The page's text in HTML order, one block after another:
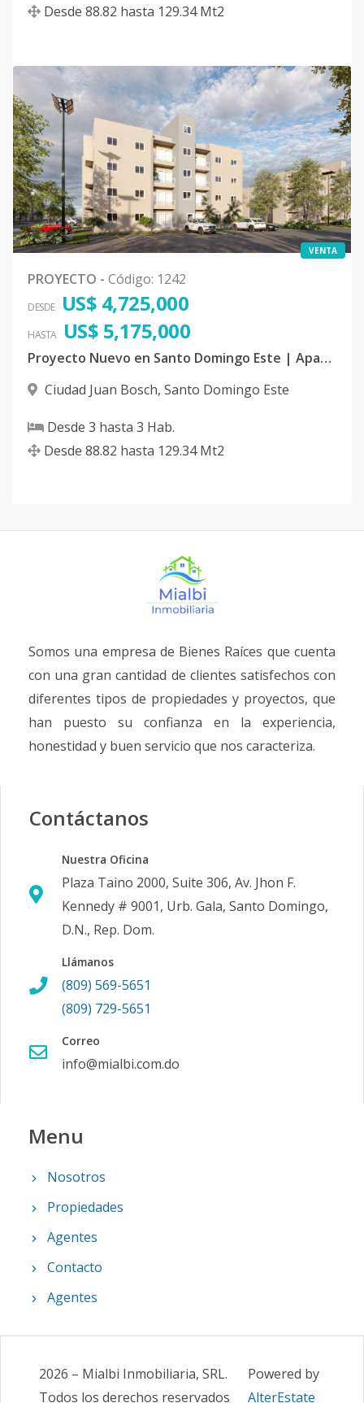
Desde 88.82 hasta 129.34 Mt2
VENTA
PROYECTO - Código: 1242
DESDE US$ 4,725,000
HASTA US$ 5,175,000
Proyecto Nuevo en Santo Domingo Este | Apartamentos con Grandes Amenidades
Ciudad Juan Bosch, Santo Domingo Este
Desde 3 hasta 3 Hab.
Desde 88.82 hasta 129.34 Mt2
Somos una empresa de Bienes Raíces que cuenta
con una gran cantidad de clientes satisfechos con
diferentes tipos de propiedades y proyectos, que
han puesto su confianza en la experiencia,
honestidad y buen servicio que nos caracteriza.
Contáctanos
Nuestra Oficina
Plaza Taino 2000, Suite 306, Av. Jhon F.
Kennedy # 9001, Urb. Gala, Santo Domingo,
D.N., Rep. Dom.
Llámanos
(809) 569-5651
(809) 729-5651
Correo
info@mialbi.com.do
Menu
Nosotros
Propiedades
Agentes
Contacto
Agentes
2026 – Mialbi Inmobiliaria, SRL.
Todos los derechos reservados
Powered by
AlterEstate